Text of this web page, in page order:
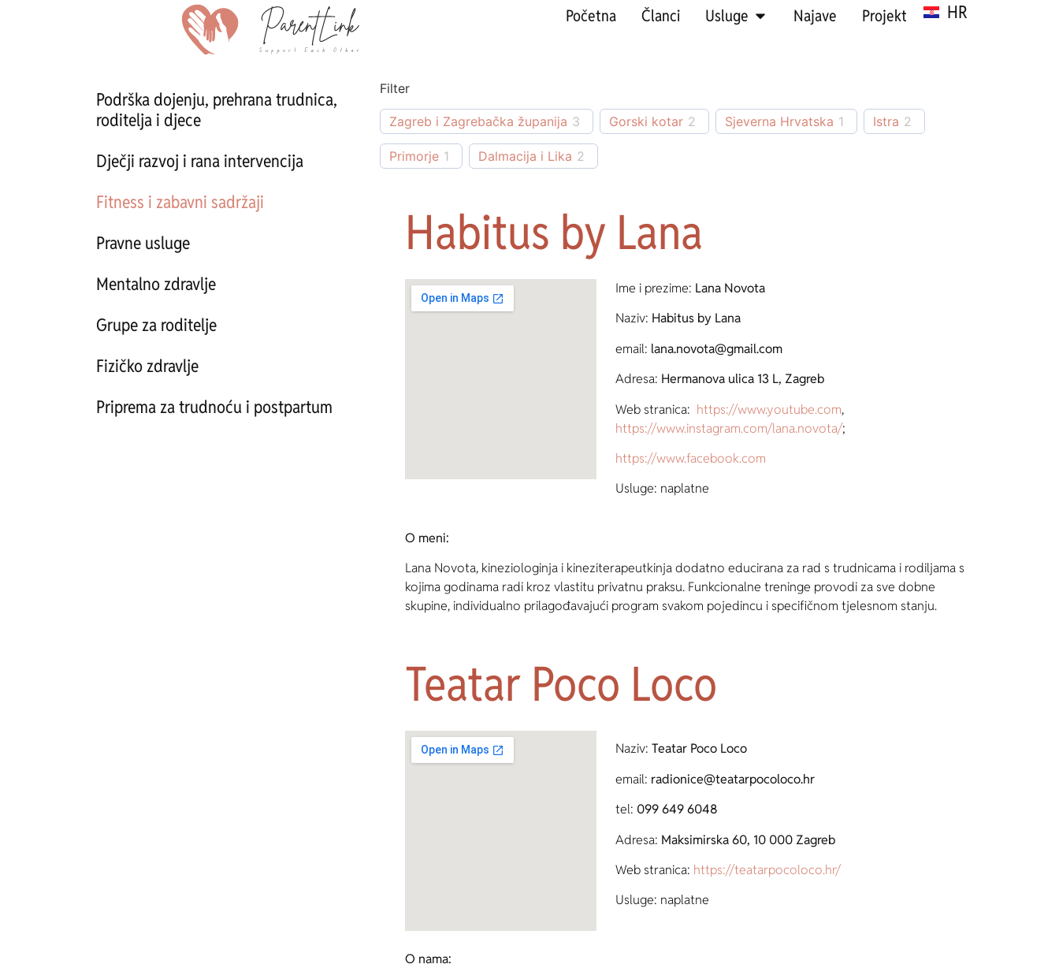
Početna Članci Usluge Najave Projekt HR
SR
Podrška dojenju, prehrana trudnica,
roditelja i djece
Dječji razvoj i rana intervencija
Fitness i zabavni sadržaji
Pravne usluge
Mentalno zdravlje
Grupe za roditelje
Fizičko zdravlje
Priprema za trudnoću i postpartum
Filter
Zagreb i Zagrebačka županija 3 Gorski kotar 2 Sjeverna Hrvatska 1 Istra 2
Primorje 1 Dalmacija i Lika 2
Habitus by Lana
Ime i prezime: Lana Novota
Naziv: Habitus by Lana
email: lana.novota@gmail.com
Adresa: Hermanova ulica 13 L, Zagreb
Web stranica: https://www.youtube.com,
https://www.instagram.com/lana.novota/;
https://www.facebook.com
Usluge: naplatne
O meni:
Lana Novota, kineziologinja i kineziterapeutkinja dodatno educirana za rad s trudnicama i rodiljama s
kojima godinama radi kroz vlastitu privatnu praksu. Funkcionalne treninge provodi za sve dobne
skupine, individualno prilagođavajući program svakom pojedincu i specifičnom tjelesnom stanju.
Teatar Poco Loco
Naziv: Teatar Poco Loco
email: radionice@teatarpocoloco.hr
tel: 099 649 6048
Adresa: Maksimirska 60, 10 000 Zagreb
Web stranica: https://teatarpocoloco.hr/
Usluge: naplatne
O nama: